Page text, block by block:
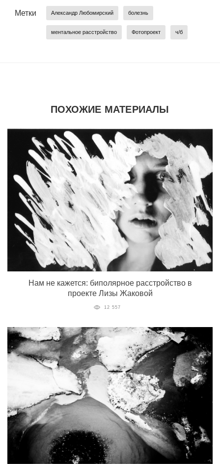
Метки Александр Любомирский болезнь
ментальное расстройство Фотопроект ч/б
ПОХОЖИЕ МАТЕРИАЛЫ
Нам не кажется: биполярное расстройство в
проекте Лизы Жаковой
12 557